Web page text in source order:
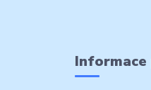
Informace